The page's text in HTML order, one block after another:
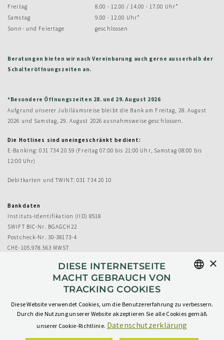
Freitag
8.00 - 12.00 / 14.00 - 17.00 Uhr*
Samstag
9.00 - 12.00 Uhr*
Sonn- und Feiertage
geschlossen
Beratungen bieten wir nach Vereinbarung auch gerne ausserhalb der
Schalteröffnungszeiten an.
*Besondere Öffnungszeiten 28. und 29. August 2026
Aufgrund unserer Jubiläumsreise bleibt die Bank am Freitag, 28. August
2026 und Samstag, 29. August 2026 ausnahmsweise geschlossen.
Die Hotlines sind uneingeschränkt bedient:
E-Banking: 031 734 20 59 (Freitag 07:00 bis 21:00 Uhr, Samstag 08:00 bis
12:00 Uhr)
Debitkarten und TWINT: 031 734 20 10
Bankdaten
Instituts-Identifikation (IID) 8518
SWIFT BIC-Nr. BGAGCH22
Postcheck-Nr. 30-38173-4
CHE-105.978.563 MWST
GERMAN
×
DIESE INTERNETSEITE
MACHT GEBRAUCH VON
TRACKING COOKIES
Diese Website verwendet Cookies, um die Benutzererfahrung zu verbessern.
Durch die Nutzung unserer Website akzeptieren Sie alle Cookies gemäß
unserer Cookie-Richtlinie. Datenschutzerklärung